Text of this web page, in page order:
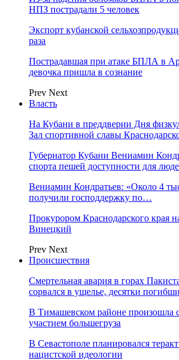
НПЗ пострадали 5 человек
Экспорт кубанской
раза
Пострадавшая при атаке БПЛА в
девочка пришла в сознание
Prev Next
Власть
На Кубани в преддверии Дня
Зал спортивной славы
Губернатор Кубани Вениамин
спорта пешей доступности для
Вениамин Кондратьев: «Около 4
получили господдержку по…
Прокурором Краснодарского края
Винецкий
Prev Next
Происшествия
Смертельная авария в горах
сорвался в ущелье, десятки
В Тимашевском районе произошла
участием большегруза
В Севастополе планировался
нацистской идеологии